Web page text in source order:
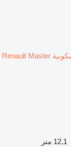
رافعة السلة التلسكوبية Renault Master
12,1 متر